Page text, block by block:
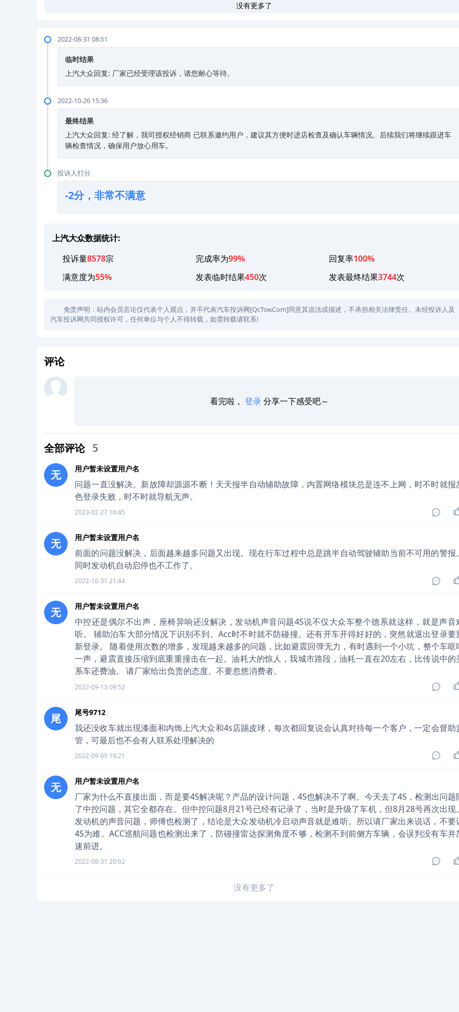
没有更多了
2022-08-31 08:51
临时结果
上汽大众回复: 厂家已经受理该投诉，请您耐心等待。
2022-10-26 15:36
最终结果
上汽大众回复: 经了解，我司授权经销商 已联系邀约用户，建议其方便时进店检查及确认车辆情况。后续我们将继续跟进车
辆检查情况，确保用户放心用车。
投诉人打分
-2分，非常不满意
上汽大众数据统计:
投诉量8578宗 完成率为99% 回复率100%
满意度为55% 发表临时结果450次 发表最终结果3744次
免责声明：站内会员言论仅代表个人观点，并不代表汽车投诉网[QcTsw.Com]同意其说法或描述，不承担相关法律责任。未经投诉人及
汽车投诉网共同授权许可，任何单位与个人不得转载，如需转载请联系!
评论
看完啦， 登录分享一下感受吧～
全部评论 5
无 用户暂未设置用户名
问题一直没解决。新故障却源源不断！天天报半自动辅助故障，内置网络模块总是连不上网，时不时就报
色登录失败，时不时就导航无声。
2023-02-27 16:45
无 用户暂未设置用户名
前面的问题没解决，后面越来越多问题又出现。现在行车过程中总是跳半自动驾驶辅助当前不可用的警报
同时发动机自动启停也不工作了。
2022-10-31 21:44
无 用户暂未设置用户名
中控还是偶尔不出声，座椅异响还没解决，发动机声音问题4S说不仅大众车整个德系就这样，就是声音
听。 辅助泊车大部分情况下识别不到。Acc时不时就不防碰撞。还有开车开得好好的，突然就退出登录要
新登录。 随着使用次数的增多，发现越来越多的问题，比如避震回弹无力，有时遇到一个小坑，整个车哐
一声，避震直接压缩到底重重撞击在一起。油耗大的惊人，我城市路段，油耗一直在20左右，比传说中的
系车还费油。 请厂家给出负责的态度。不要忽悠消费者。
2022-09-13 09:52
尾 尾号9712
我还没收车就出现漆面和内饰上汽大众和4s店踢皮球，每次都回复说会认真对待每一个客户，一定会督助
管，可最后也不会有人联系处理解决的
2022-09-05 19:21
无 用户暂未设置用户名
厂家为什么不直接出面，而是要4S解决呢？产品的设计问题，4S也解决不了啊。今天去了4S，检测出问题
了中控问题，其它全都存在。但中控问题8月21号已经有记录了，当时是升级了车机，但8月28号再次出现
发动机的声音问题，师傅也检测了，结论是大众发动机冷启动声音就是难听。所以请厂家出来说话，不要
4S为难。ACC巡航问题也检测出来了，防碰撞雷达探测角度不够，检测不到前侧方车辆，会误判没有车并
速前进。
2022-08-31 20:02
没有更多了